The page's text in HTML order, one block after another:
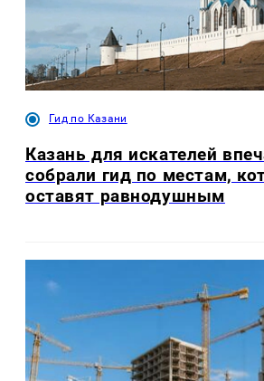
Гид по Казани
Казань для искателей
собрали гид по местам,
оставят равнодушным